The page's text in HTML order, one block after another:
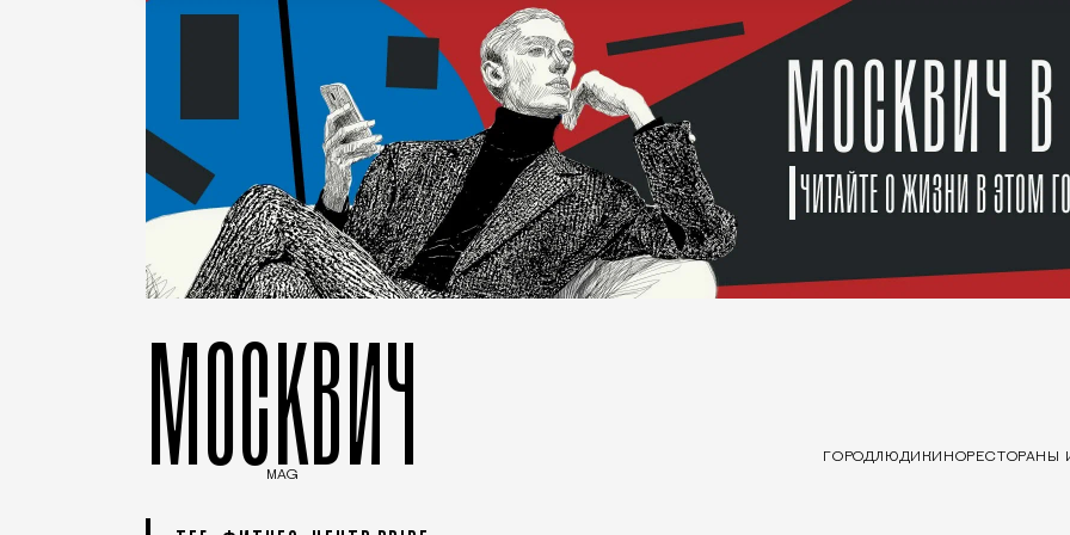
МОСКВИЧ
MAG
ГОРОДЛЮДИ КИНОРЕСТОРАНЫ